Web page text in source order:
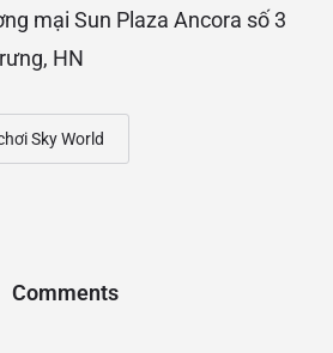
mại Sun Plaza Ancora số 3
HN
Sky World
Comments